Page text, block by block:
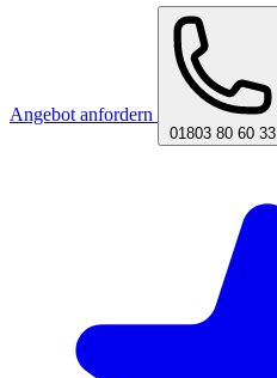
Angebot anfordern
01803 80 60 33